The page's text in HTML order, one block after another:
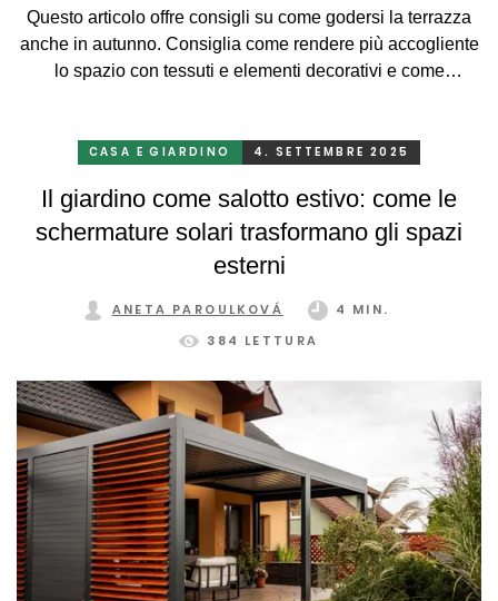
Questo articolo offre consigli su come godersi la terrazza
anche in autunno. Consiglia come rendere più accogliente
lo spazio con tessuti e elementi decorativi e come
comfort, si consiglia di utilizzare una fonte di calore, ad
CASA E GIARDINO 4. SETTEMBRE 2025
Il giardino come salotto estivo: come le
schermature solari trasformano gli spazi
esterni
ANETA PAROULKOVÁ
4 MIN.
384 LETTURA